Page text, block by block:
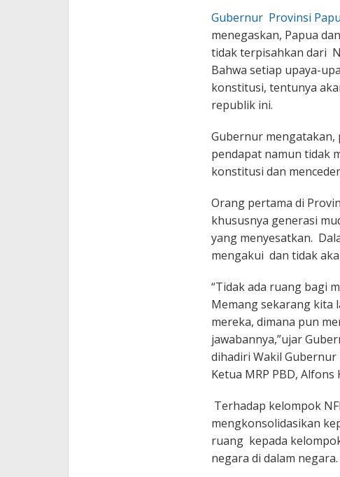
Gubernur Provinsi
menegaskan, Papua
tidak terpisahkan dari
Bahwa setiap upaya-
konstitusi, tentunya
republik ini.
Gubernur mengatakan,
pendapat namun tidak
konstitusi dan
Orang pertama di
khususnya generasi
yang menyesatkan.
mengakui dan tidak
“Tidak ada ruang bagi
Memang sekarang kita
mereka, dimana pun
jawabannya,”ujar
dihadiri Wakil Gubernur
Ketua MRP PBD, Alfons
Terhadap kelompok
mengkonsolidasikan
ruang kepada
negara di dalam negara.